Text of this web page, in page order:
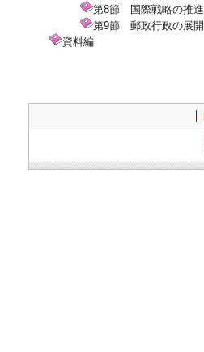
第8節 国際戦略の推進
第9節 郵政行政の展開
資料編